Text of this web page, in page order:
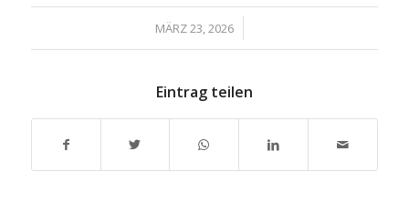
MÄRZ 23, 2026
/
Eintrag teilen